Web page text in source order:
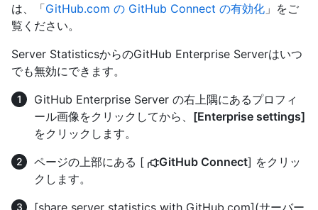
は、「GitHub.com の GitHub Connect の有効化 」をご
覧ください。
Server StatisticsからのGitHub Enterprise Serverはいつ
でも無効にできます。
GitHub Enterprise Server の右上隅にあるプロフィ
ール画像をクリックしてから、 [Enterprise settings]
をクリックします。
ページの上部にある [
GitHub Connect] をクリッ
クします。